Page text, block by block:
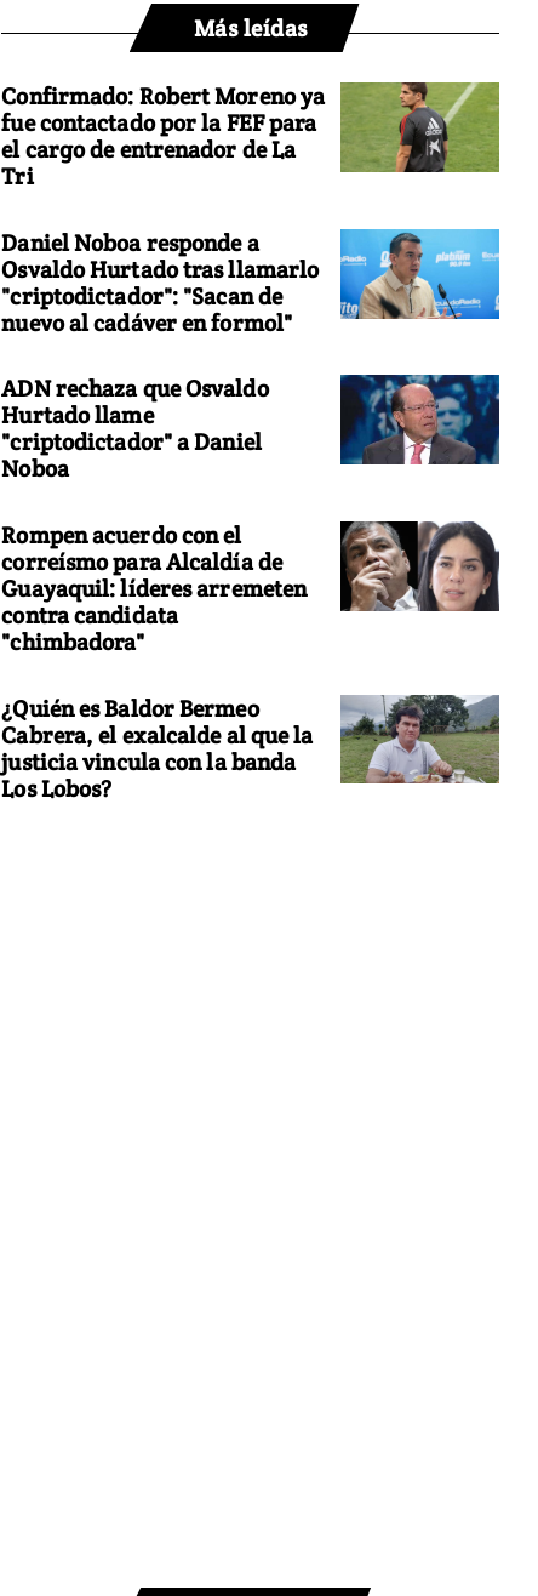
Más leídas
Confirmado: Robert Moreno ya
fue contactado por la FEF para
el cargo de entrenador de La
Tri
Daniel Noboa responde a
Osvaldo Hurtado tras llamarlo
"criptodictador": "Sacan de
nuevo al cadáver en formol"
ADN rechaza que Osvaldo
Hurtado llame
"criptodictador" a Daniel
Noboa
Rompen acuerdo con el
correísmo para Alcaldía de
Guayaquil: líderes arremeten
contra candidata
"chimbadora"
¿Quién es Baldor Bermeo
Cabrera, el exalcalde al que la
justicia vincula con la banda
Los Lobos?